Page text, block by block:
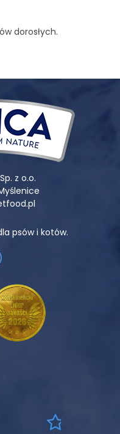
dorosłych.
z o.o.
psów i kotów.